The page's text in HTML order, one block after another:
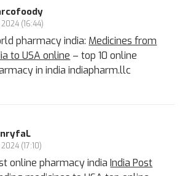
2024 (16:44)
pharmacy india: Medicines from
to USA online – top 10 online
in india indiapharm.llc
2024 (17:10)
online pharmacy indiaIndia Post